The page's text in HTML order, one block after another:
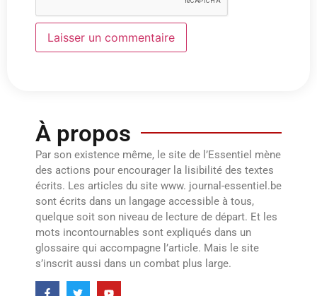
À propos
Par son existence même, le site de l’Essentiel mène
des actions pour encourager la lisibilité des textes
écrits. Les articles du site www. journal-essentiel.be
sont écrits dans un langage accessible à tous,
quelque soit son niveau de lecture de départ. Et les
mots incontournables sont expliqués dans un
glossaire qui accompagne l’article. Mais le site
s’inscrit aussi dans un combat plus large.